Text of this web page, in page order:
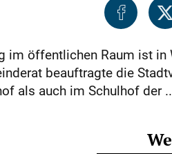
im öffentlichen Raum ist
beauftragte die
als auch im Schulhof der